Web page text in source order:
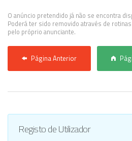
O anúncio pretendido já não se encontra
Poderá ter sido removido através de
pelo próprio anunciante.
Página Anterior
Registo de Utilizador